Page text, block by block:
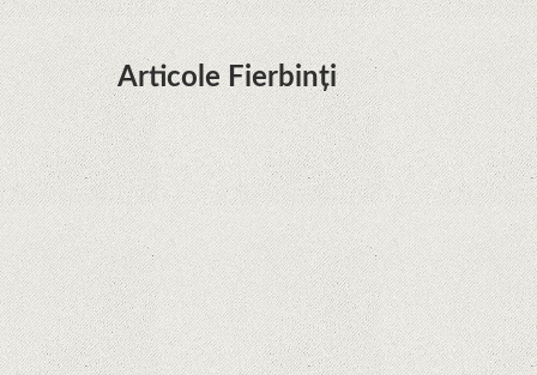
Articole Fierbinți
Dota Anime venind la Netflix în această lună de
la Legenda Korra Studio Mir
Curtea Supremă reglementează în favoarea
Google în Oracle Java Fight
Zvon: aplicațiile Google nu se mai pot instala pe